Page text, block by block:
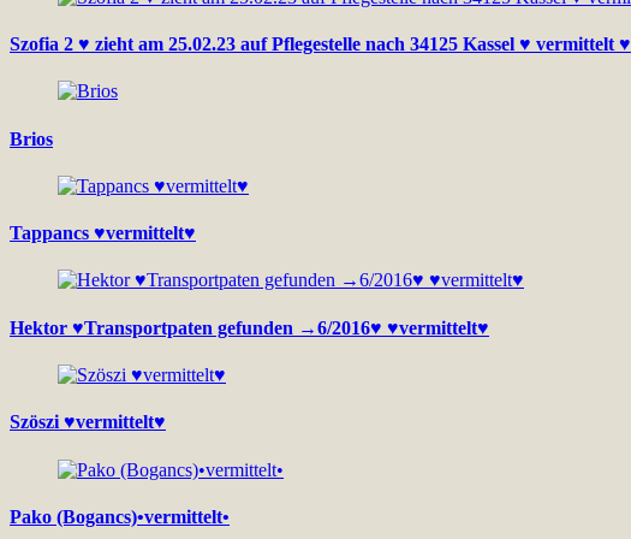
Szofia 2 ♥ zieht am 25.02.23 auf Pflegestelle nach 34125 Kassel ♥ vermittelt ♥
Brios
Tappancs ♥vermittelt♥
Hektor ♥Transportpaten gefunden →6/2016♥ ♥vermittelt♥
Szöszi ♥vermittelt♥
Pako (Bogancs)•vermittelt•